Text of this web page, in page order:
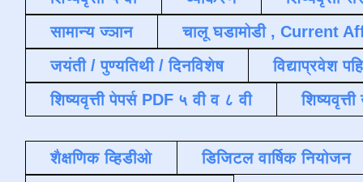
सामान्य ज्ञान
चालू घडामोडी , Current
जयंती / पुण्यतिथी / दिनविशेष
विद्याप्रवेश
शिष्यवृत्ती पेपर्स PDF ५ वी व ८ वी
शैक्षणिक व्हिडीओ
डिजिटल वार्षिक नियोजन